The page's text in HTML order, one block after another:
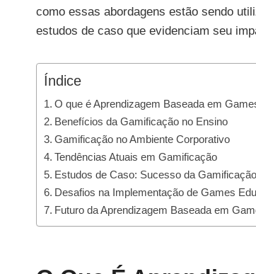
como essas abordagens estão sendo
estudos de caso que evidenciam seu
Índice
O que é Aprendizagem Baseada em
Benefícios da Gamificação no Ensino
Gamificação no Ambiente Corporativo
Tendências Atuais em Gamificação
Estudos de Caso: Sucesso da Gamificação
Desafios na Implementação de Games
Futuro da Aprendizagem Baseada em